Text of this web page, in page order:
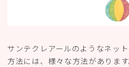
サンテクレアールのようなネッ
方法には、様々な方法があります